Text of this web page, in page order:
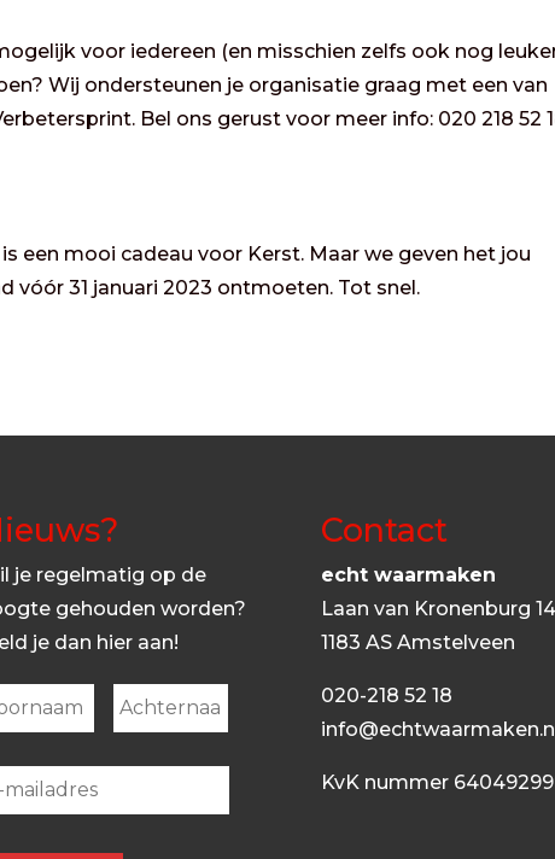
voor iedereen (en misschien zelfs ook nog
Wij ondersteunen je organisatie graag met een van
Bel ons gerust voor meer info: 020 218 52
een mooi cadeau voor Kerst. Maar we geven het jou
vóór 31 januari 2023 ontmoeten. Tot snel.
je regelmatig op de
gehouden worden?
je dan hier aan!
First
Contact
echt waarmaken
Laan van Kronenburg 14
1183 AS Amstelveen
020-218 52 18
KvK nummer 64049299